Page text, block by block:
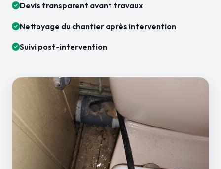
Devis transparent avant travaux
Nettoyage du chantier après intervention
Suivi post-intervention